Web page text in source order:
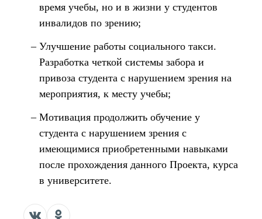
время учебы, но и в жизни у студентов
инвалидов по зрению;
Улучшение работы социального такси.
Разработка четкой системы забора и
привоза студента с нарушением зрения на
мероприятия, к месту учебы;
Мотивация продолжить обучение у
студента с нарушением зрения с
имеющимися приобретенными навыками
после прохождения данного Проекта, курса
в университете.